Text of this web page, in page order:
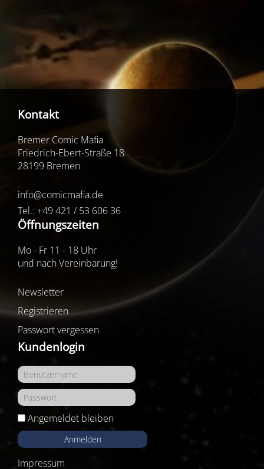
Kontakt
Bremer Comic Mafia
Friedrich-Ebert-Straße 18
28199 Bremen
info@comicmafia.de
Tel.: +49 421 / 53 606 36
Öffnungszeiten
Mo - Fr 11 - 18 Uhr
und nach Vereinbarung!
Newsletter
Registrieren
Passwort vergessen
Kundenlogin
Angemeldet bleiben
Anmelden
Impressum